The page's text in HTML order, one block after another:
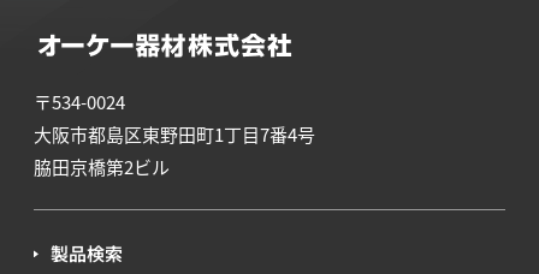
〒534-0024
大阪市都島区東野田町1丁目7番4号
脇田京橋第2ビル
製品検索